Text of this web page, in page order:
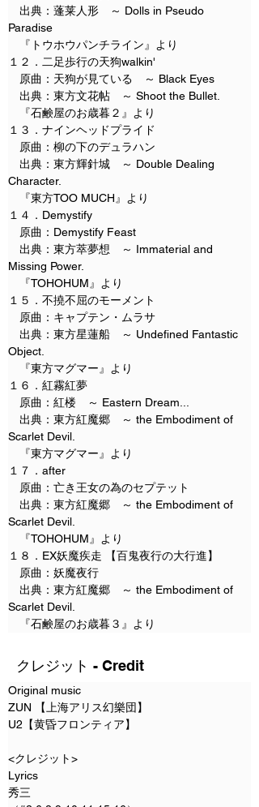
出典：蓬莱人形　～ Dolls in Pseudo
Paradise
『トウホウパンチライン』より
１２．二足歩行の天狗walkin'
原曲：天狗が見ている　～ Black Eyes
出典：東方文花帖　～ Shoot the Bullet.
『石鹸屋のお歳暮２』より
１３．ナインヘッドプライド
原曲：柳の下のデュラハン
出典：東方輝針城　～ Double Dealing
Character.
『東方TOO MUCH』より
１４．Demystify
原曲：Demystify Feast
出典：東方萃夢想　～ Immaterial and
Missing Power.
『TOHOHUM』より
１５．不撓不屈のモーメント
原曲：キャプテン・ムラサ
出典：東方星蓮船　～ Undefined Fantastic
Object.
『東方マグマー』より
１６．紅霧紅夢
原曲：紅楼　～ Eastern Dream...
出典：東方紅魔郷　～ the Embodiment of
Scarlet Devil.
『東方マグマー』より
１７．after
原曲：亡き王女の為のセプテット
出典：東方紅魔郷　～ the Embodiment of
Scarlet Devil.
『TOHOHUM』より
１８．EX妖魔疾走 【百鬼夜行の大行進】
原曲：妖魔夜行
出典：東方紅魔郷　～ the Embodiment of
Scarlet Devil.
『石鹸屋のお歳暮３』より
クレジット - Credit
Original music
ZUN 【上海アリス幻樂団】
U2【黄昏フロンティア】
<クレジット>
Lyrics
秀三